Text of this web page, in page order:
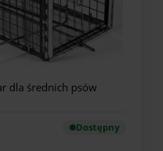
dla średnich psów
Dostępny